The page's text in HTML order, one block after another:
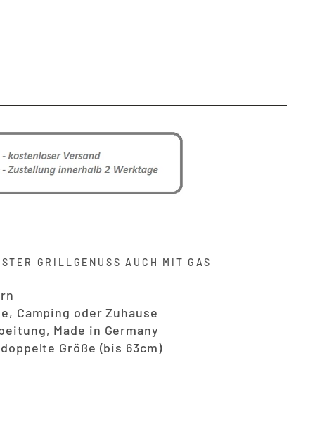
GRILLGENUSS AUCH MIT GAS
Camping oder Zuhause
Made in Germany
Größe (bis 63cm)